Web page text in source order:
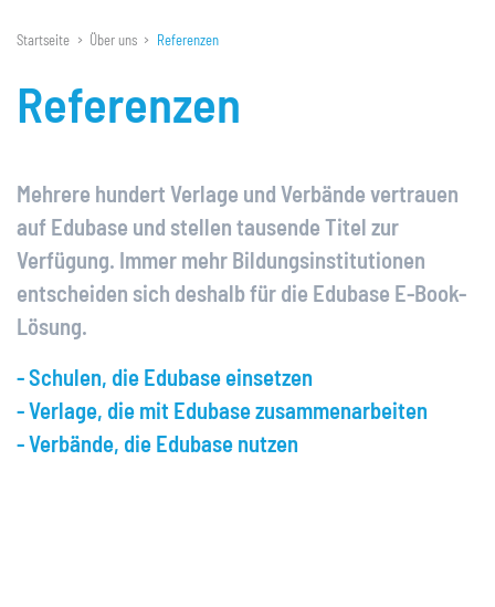
Probe E-Book
Information & Hilfe
Erste Schritte mit Edubase
Support
Webinare
Unterrichtsideen
Startseite Über uns Referenzen
Referenzen
Mehrere hundert Verlage und Verbände vertrauen
auf Edubase und stellen tausende Titel zur
Verfügung. Immer mehr Bildungsinstitutionen
entscheiden sich deshalb für die Edubase E-Book-
Lösung.
- Schulen, die Edubase einsetzen
- Verlage, die mit Edubase zusammenarbeiten
- Verbände, die Edubase nutzen